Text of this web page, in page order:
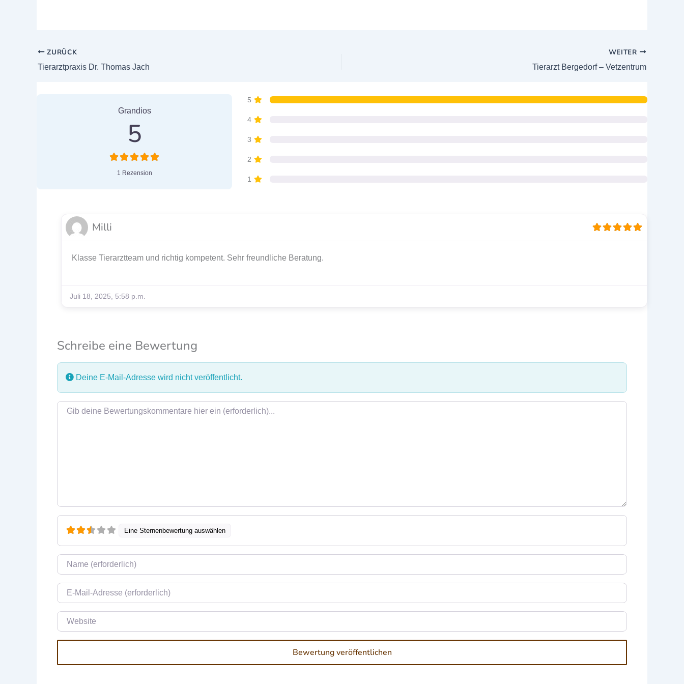
ZURÜCK
Tierarztpraxis Dr. Thomas Jach
WEITER
Tierarzt Bergedorf – Vetzentrum
“Dr. med. vet. Kerstin Reich”
Grandios
5
1 Rezension
5
4
3
2
1
Milli
Klasse Tierarztteam und richtig kompetent. Sehr freundliche Beratung.
Juli 18, 2025, 5:58 p.m.
Schreibe eine Bewertung
Deine E-Mail-Adresse wird nicht veröffentlicht.
Rezensionstext
Eine Sternenbewertung auswählen
Name
E-Mail
Website